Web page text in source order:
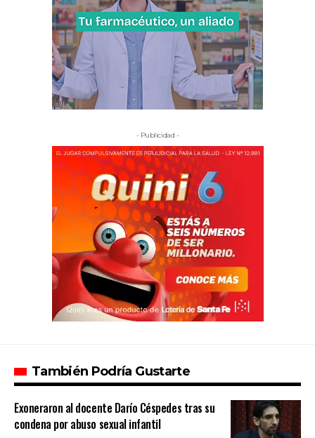
- Publicidad -
También Podría Gustarte
Exoneraron al docente Darío Céspedes tras su
condena por abuso sexual infantil